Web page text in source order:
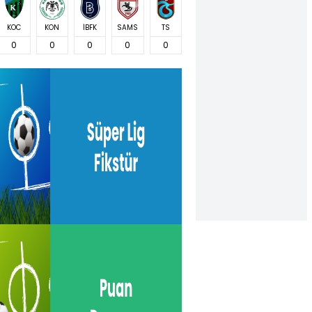
KOC
0
KON
0
İBFK
0
SAMS
0
TS
0